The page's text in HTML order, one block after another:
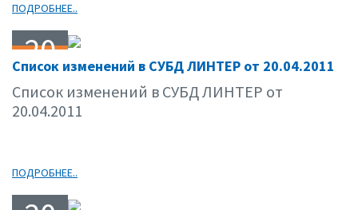
ПОДРОБНЕЕ..
20
04.11
Список изменений в СУБД ЛИНТЕР от 20.04.2011
Список изменений в СУБД ЛИНТЕР от
20.04.2011
ПОДРОБНЕЕ..